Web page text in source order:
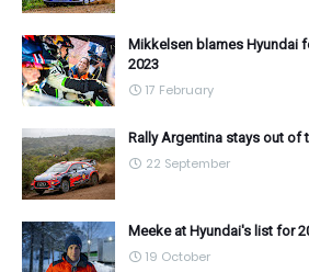
Mikkelsen blames Hyundai
2023
17 February
Rally Argentina stays out of
22 September
Meeke at Hyundai's list for
19 October